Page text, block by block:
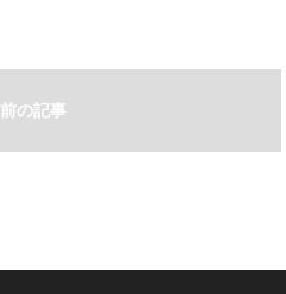
前の記事